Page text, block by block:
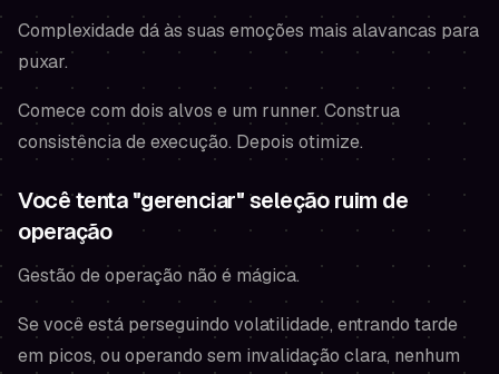
Complexidade dá às suas emoções mais alavancas para
puxar.
Comece com dois alvos e um runner. Construa
consistência de execução. Depois otimize.
Você tenta "gerenciar" seleção ruim de
operação
Gestão de operação não é mágica.
Se você está perseguindo volatilidade, entrando tarde
em picos, ou operando sem invalidação clara, nenhum